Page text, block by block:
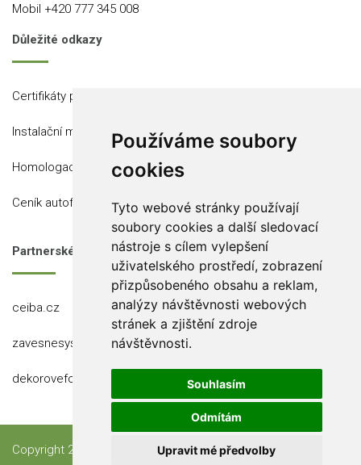
Používáme soubory
cookies
Tyto webové stránky používají
soubory cookies a další sledovací
nástroje s cílem vylepšení
uživatelského prostředí, zobrazení
přizpůsobeného obsahu a reklam,
analýzy návštěvnosti webových
stránek a zjištění zdroje
návštěvnosti.
Souhlasím
Odmítám
Upravit mé předvolby
Mobil +420 777 345 008
Důležité odkazy
Certifikáty produktů
Instalační místa
Homologace
Ceník autofólií
Partnerské stránky
ceiba.cz
zavesnesystemy.cz
dekorovefolie.cz
Copyright 2023 Ceiba, s.r.o.